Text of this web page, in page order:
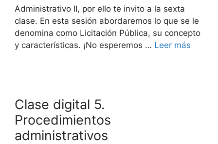
Administrativo II, por ello te invito a la sexta
clase. En esta sesión abordaremos lo que se le
denomina como Licitación Pública, su concepto
y características. ¡No esperemos … Leer más
Clase digital 5.
Procedimientos
administrativos